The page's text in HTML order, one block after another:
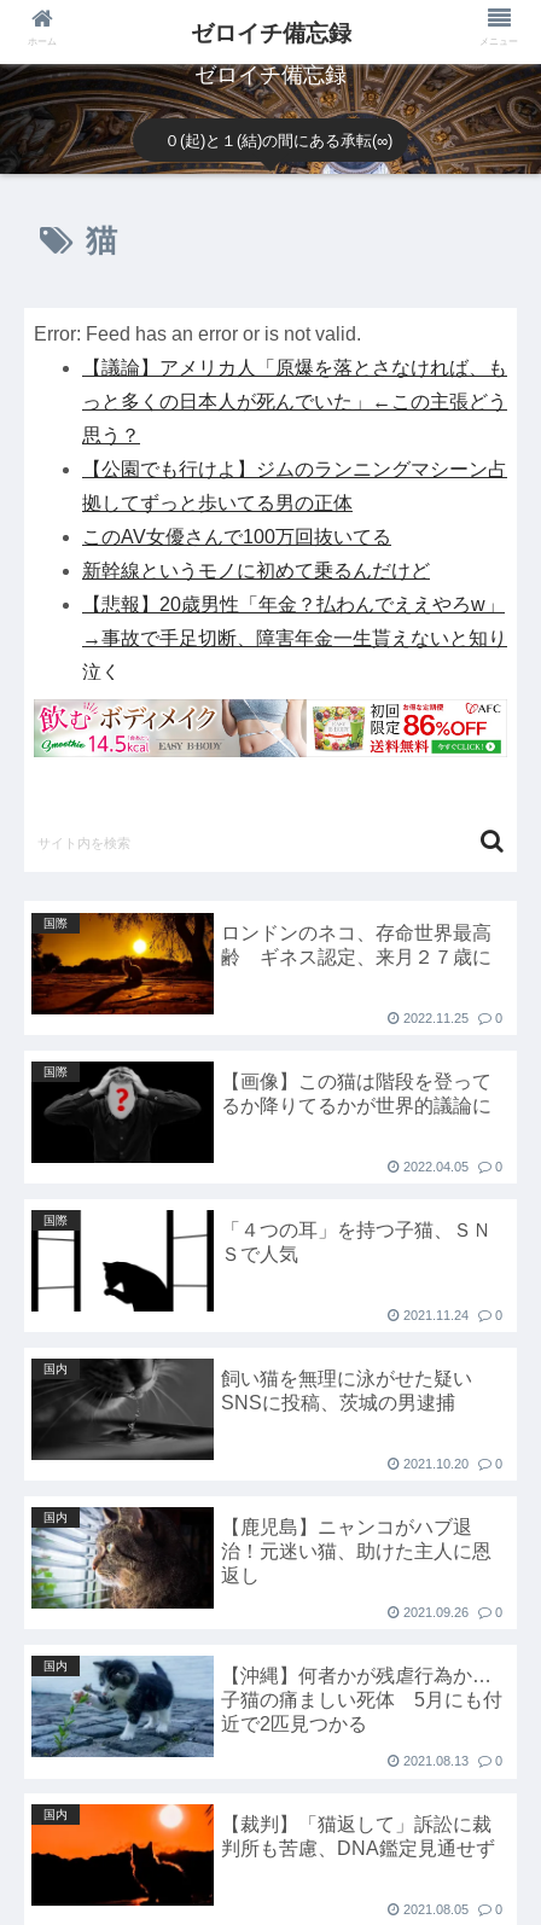
ゼロイチ備忘録
０(起)と１(結)の間にある承転(∞)
猫
Error: Feed has an error or is not valid.
【議論】アメリカ人「原爆を落とさなければ、も
っと多くの日本人が死んでいた」←この主張どう
思う？
【公園でも行けよ】ジムのランニングマシーン占
拠してずっと歩いてる男の正体
このAV女優さんで100万回抜いてる
新幹線というモノに初めて乗るんだけど
【悲報】20歳男性「年金？払わんでええやろw」
→事故で手足切断、障害年金一生貰えないと知り
泣く
【にじさんじ】おニュイがナルホドくんに驚いと
る他
【朗報】女子高 生レイヤー、臭いやつに苦言
チンハイター薄めた水で一回まわそう！」 他
【8/22開催】「琵琶湖三市同時花火大会」、各市
公式「そんな花火大会は存在しない」→ 高価チ
ケットを購入した人達がSNS阿鼻叫喚他
37人 今年は3月時点で懲戒処分すでに20人以
上 その後も不祥事が次々と発覚他
ハードオフに売っていた4万4000円のフィギュア
がヤバすぎるｗｗｗｗｗｗ「こんな高いの？ｗ
ｗ」「逆に超安い」
【GIF】JSのカンチョーワロタ
【衝撃】報酬100万円超の治験募集がこちらｗｗ
ｗｗｗ(※画像あり)
限速度で走った結果wwwwwwwwwwww
【悲報】佐藤輝明・・・２軍でも盛大にやらかす
←あまり悲しませないでくれ
国際
ロンドンのネコ、存命世界最高
齢 ギネス認定、来月２７歳に
2022.11.25 0
国際
【画像】この猫は階段を登って
るか降りてるかが世界的議論に
2022.04.05 0
国際
「４つの耳」を持つ子猫、ＳＮ
Ｓで人気
2021.11.24 0
国内
飼い猫を無理に泳がせた疑い
SNSに投稿、茨城の男逮捕
2021.10.20 0
国内
【鹿児島】ニャンコがハブ退
治！元迷い猫、助けた主人に恩
返し
2021.09.26 0
国内
【沖縄】何者かが残虐行為か…
子猫の痛ましい死体 5月にも付
近で2匹見つかる
2021.08.13 0
国内
【裁判】「猫返して」訴訟に裁
判所も苦慮、DNA鑑定見通せず
2021.08.05 0
ホーム ゼロイチ備忘録 メニュー